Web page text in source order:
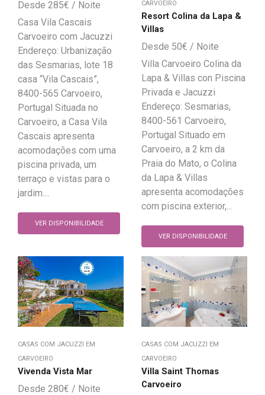
285€
Casa Vila Cascais
Carvoeiro com Jacuzzi
Endereço: Urbanização
das Sesmarias, lote 18
casa “Vila Cascais”,
8400-565 Carvoeiro,
Portugal Situada no
Carvoeiro, a Casa Vila
Cascais apresenta
acomodações com uma
piscina privada, um
terraço e vistas para o
jardim....
VER DISPONIBILIDADE
CARVOEIRO
Resort Colina da Lapa &
Villas
50€
Villa Carvoeiro Colina da
Lapa & Villas con Piscina
Privada e Jacuzzi
Endereço: Sesmarias,
8400-561 Carvoeiro,
Portugal Situado em
Carvoeiro, a 2 km da
Praia do Mato, o Colina
da Lapa & Villas
apresenta acomodações
com piscina exterior,...
VER DISPONIBILIDADE
CASAS COM JACUZZI EM
CARVOEIRO
Vivenda Vista Mar
280€
CASAS COM JACUZZI EM
CARVOEIRO
Villa Saint Thomas
Carvoeiro